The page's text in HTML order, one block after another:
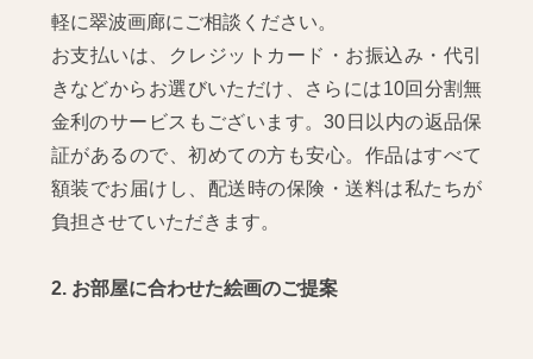
軽に翠波画廊にご相談ください。
お支払いは、クレジットカード・お振込み・代引
きなどからお選びいただけ、さらには10回分割無
金利のサービスもございます。30日以内の返品保
証があるので、初めての方も安心。作品はすべて
額装でお届けし、配送時の保険・送料は私たちが
負担させていただきます。
2. お部屋に合わせた絵画のご提案